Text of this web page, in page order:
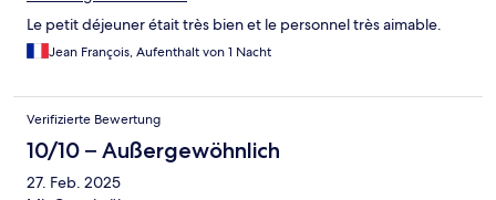
Le petit déjeuner était très bien et le personnel très aimable.
Jean François, Aufenthalt von 1 Nacht
Verifizierte Bewertung
10/10 – Außergewöhnlich
27. Feb. 2025